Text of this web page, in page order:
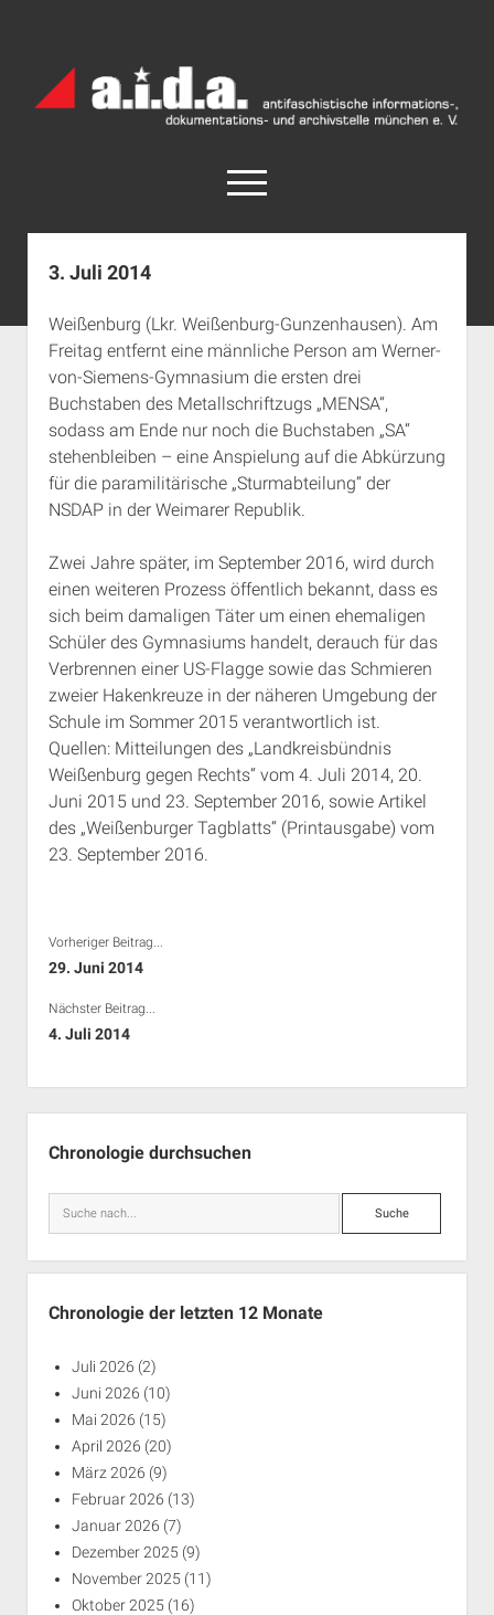
Archiv
München
open
menu
facebook
rss info@aida-archiv.de
Aktuelles
Termine
open
dropdown
menu
Antifaschistische Termine im Süden
Antifaschistische Termine in München
Rechte Termine im Süden
Rechte Termine München
Chronologie
Das Archiv
open
dropdown
menu
a.i.d.a. e. V. unterstützen
Über a.i.d.a.
Bibliothek
Kontakt & PGP-Key
Impressum
3. Juli 2014
Weißenburg (Lkr. Weißenburg-Gunzenhausen). Am
Freitag entfernt eine männliche Person am Werner-
von-Siemens-Gymnasium die ersten drei
Buchstaben des Metallschriftzugs „MENSA“,
sodass am Ende nur noch die Buchstaben „SA“
stehenbleiben – eine Anspielung auf die Abkürzung
für die paramilitärische „Sturmabteilung“ der
NSDAP in der Weimarer Republik.
Zwei Jahre später, im September 2016, wird durch
einen weiteren Prozess öffentlich bekannt, dass es
sich beim damaligen Täter um einen ehemaligen
Schüler des Gymnasiums handelt, derauch für das
Verbrennen einer US-Flagge sowie das Schmieren
zweier Hakenkreuze in der näheren Umgebung der
Schule im Sommer 2015 verantwortlich ist.
Quellen: Mitteilungen des „Landkreisbündnis
Weißenburg gegen Rechts“ vom 4. Juli 2014, 20.
Juni 2015 und 23. September 2016, sowie Artikel
des „Weißenburger Tagblatts“ (Printausgabe) vom
23. September 2016.
Vorheriger Beitrag...
29. Juni 2014
Nächster Beitrag...
4. Juli 2014
Chronologie durchsuchen
Suche
Chronologie der letzten 12 Monate
Juli 2026 (2)
Juni 2026 (10)
Mai 2026 (15)
April 2026 (20)
März 2026 (9)
Februar 2026 (13)
Januar 2026 (7)
Dezember 2025 (9)
November 2025 (11)
Oktober 2025 (16)